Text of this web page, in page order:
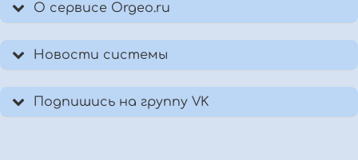
О сервисе Orgeo.ru
Новости системы
Подпишись на группу VK